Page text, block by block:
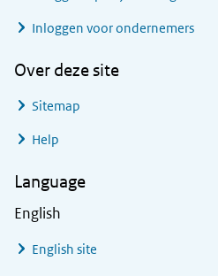
Inloggen voor ondernemers
Over deze site
Sitemap
Help
Language
English
English site